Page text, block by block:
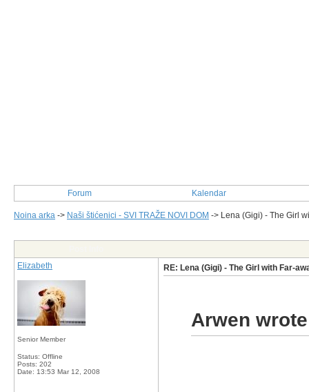
Forum Kalendar
Noina arka -> Naši štićenici - SVI TRAŽE NOVI DOM -> Lena (Gigi) - The Girl
Elizabeth
Senior Member
Status: Offline
Posts: 202
Date: 13:53 Mar 12, 2008
RE: Lena (Gigi) - The Girl with Far-
Arwen